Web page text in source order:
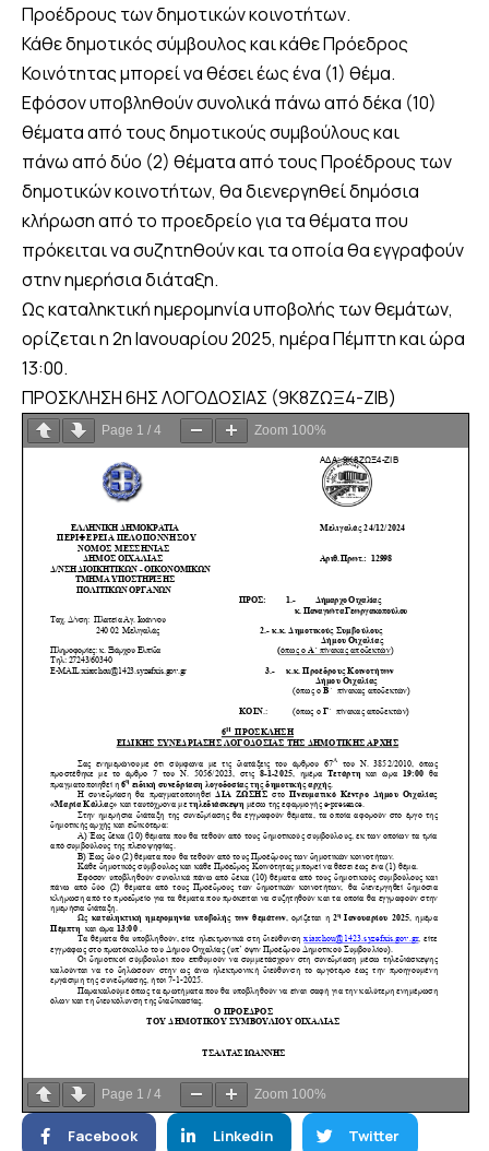
Προέδρους των δημοτικών κοινοτήτων.
Κάθε δημοτικός σύμβουλος και κάθε Πρόεδρος
Κοινότητας μπορεί να θέσει έως ένα (1) θέμα.
Εφόσον υποβληθούν συνολικά πάνω από δέκα (10)
θέματα από τους δημοτικούς συμβούλους και
πάνω από δύο (2) θέματα από τους Προέδρους των
δημοτικών κοινοτήτων, θα διενεργηθεί δημόσια
κλήρωση από το προεδρείο για τα θέματα που
πρόκειται να συζητηθούν και τα οποία θα εγγραφούν
στην ημερήσια διάταξη.
Ως καταληκτική ημερομηνία υποβολής των θεμάτων,
ορίζεται η 2η Ιανουαρίου 2025, ημέρα Πέμπτη και ώρα
13:00.
ΠΡΟΣΚΛΗΣΗ 6ΗΣ ΛΟΓΟΔΟΣΙΑΣ (9Κ8ΖΩΞ4-ΖΙΒ)
Page 1 / 4 Zoom 100%
Page 1 / 4 Zoom 100%
Facebook Linkedin Twitter